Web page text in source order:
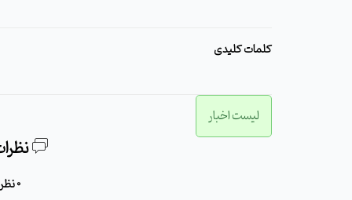
کلمات کلیدی
لیست اخبار
0 نظر برای این مطلب وجود دارد